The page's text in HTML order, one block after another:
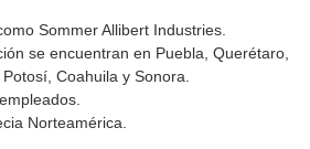
Sommer Allibert Industries.
se encuentran en Puebla, Querétaro,
Coahuila y Sonora.
Norteamérica.